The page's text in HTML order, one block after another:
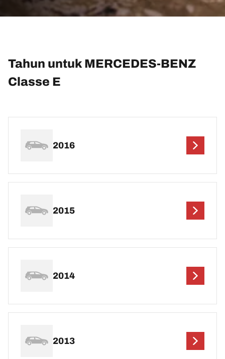
Tahun untuk MERCEDES-BENZ
Classe E
2016
2015
2014
2013